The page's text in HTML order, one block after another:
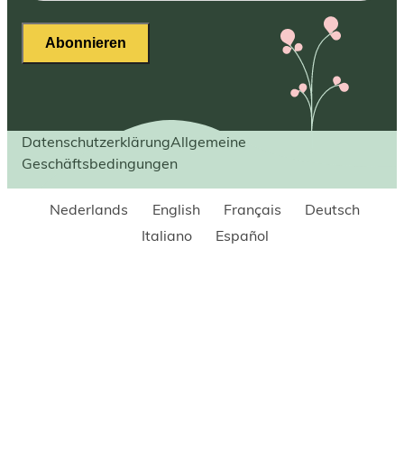
Abonnieren
DatenschutzerklärungAllgemeine
Geschäftsbedingungen
Nederlands English Français
Deutsch
Italiano
Español